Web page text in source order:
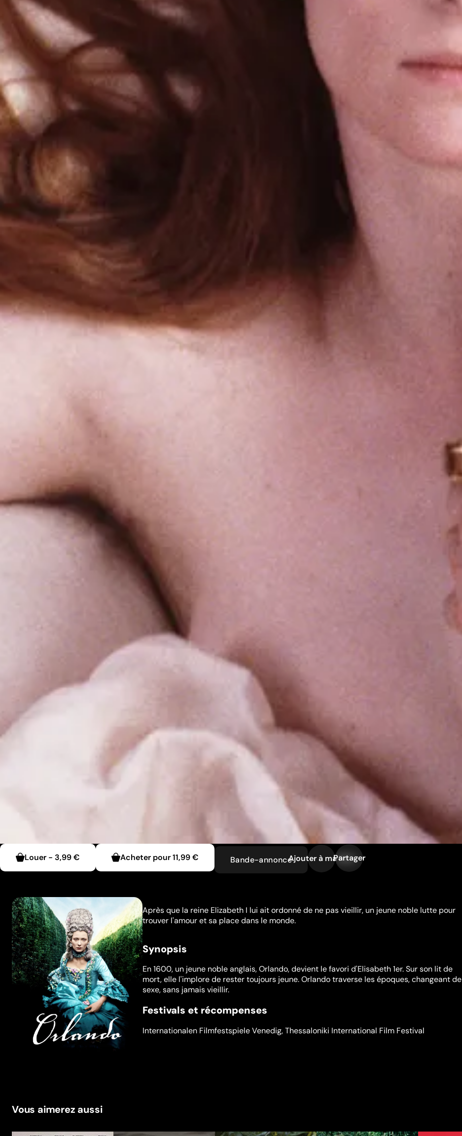
Louer - 3,99 € Acheter pour11,99 € Bande-annonceAjouter à ma liste
Partager
Après que la reine Elizabeth I lui ait ordonné de ne pas vieillir, un jeune noble lutte pour
trouver l'amour et sa place dans le monde.
Synopsis
En 1600, un jeune noble anglais, Orlando, devient le favori d'Elisabeth 1er. Sur son lit de
mort, elle l'implore de rester toujours jeune. Orlando traverse les époques, changeant de
sexe, sans jamais vieillir.
Festivals et récompenses
Internationalen Filmfestspiele Venedig,Thessaloniki International Film Festival
Vous aimerez aussi